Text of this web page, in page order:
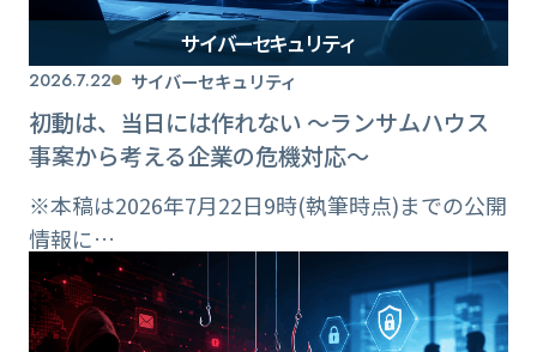
サイバーセキュリティ
2026.7.22 サイバーセキュリティ
初動は、当日には作れない ～ランサムハウス
事案から考える企業の危機対応～
※本稿は2026年7月22日9時(執筆時点)までの公開
情報に…